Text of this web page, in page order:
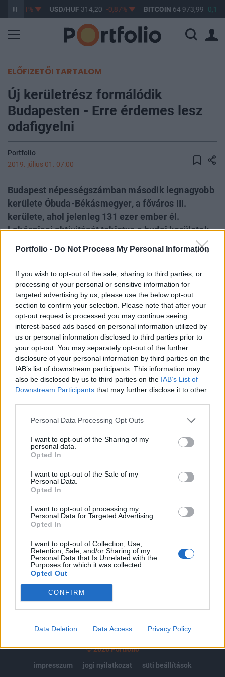
Portfolio - Do Not Process My Personal Information
If you wish to opt-out of the sale, sharing to third parties, or
processing of your personal or sensitive information for
targeted advertising by us, please use the below opt-out
section to confirm your selection. Please note that after your
opt-out request is processed you may continue seeing
interest-based ads based on personal information utilized by
us or personal information disclosed to third parties prior to
your opt-out. You may separately opt-out of the further
disclosure of your personal information by third parties on the
IAB’s list of downstream participants. This information may
also be disclosed by us to third parties on the IAB’s List of
Downstream Participants that may further disclose it to other
Personal Data Processing Opt Outs
I want to opt-out of the Sharing of my
personal data.
Opted In
I want to opt-out of the Sale of my
Personal Data.
Opted In
I want to opt-out of processing my
Personal Data for Targeted Advertising.
Opted In
I want to opt-out of Collection, Use,
Retention, Sale, and/or Sharing of my
Personal Data that Is Unrelated with the
Purposes for which it was collected.
Opted Out
CONFIRM
Data Deletion Data Access Privacy Policy
-0,61% USD/HUF 314,20 -0,87% BITCOIN 64 973,99 0,13%
ELŐFIZETŐI TARTALOM
Új kerületrész formálódik
Budapesten - Erre érdemes lesz
odafigyelni
Portfolio
2019. július 01. 07:00
Budapest népességszámban második legnagyobb
kerülete Óbuda-Békásmegyer, a főváros III.
kerülete, ahol jelenleg 131 ezer ember él.
Lakáspiaci aktivitását tekintve a budai kerületek
népesebb, 148 ezer főnek lakhelyéül szolgáló XI.
kerület múlta felül az értékesített lakások és
házak számát tekintve.
A cikk megjelenését a Biggeorge Property Zrt. támogatta.
Budapesten a legtöbb lakást, az elmúlt két év átlagában évi
3000 felett a 120 ezer lélekszámú XIII. kerületben adták el,
a budai oldalon pedig a XI. kerület közelítette meg ezt a
számot. A III. kerületben már 2015-ben elérte az adás-
vételek száma a válság előtti értéket és azóta is stabilan
2000-2500 közötti...
A keresett cikk a portfolio.hu hírarchívumához
tartozik, melynek olvasása előfizetéses
regisztrációhoz kötött.
Az előfizetés a következőket tartalmazza:
Portfolio.hu teljes cikkarchívum
Kötéslisták: BÉT elmúlt 2 év napon belüli
kötéslistái
MÁR ELŐFIZETŐNK VAGY? BEJELENTKEZÉS
© 2026 Portfolio
impresszum
jogi nyilatkozat süti beállítások